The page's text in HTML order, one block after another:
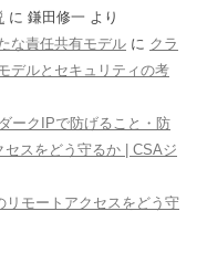
に 鎌田修一 より
な責任共有モデル に クラ
デルとセキュリティの考
クIPで防げること・防
スをどう守るか | CSAジ
リモートアクセスをどう守